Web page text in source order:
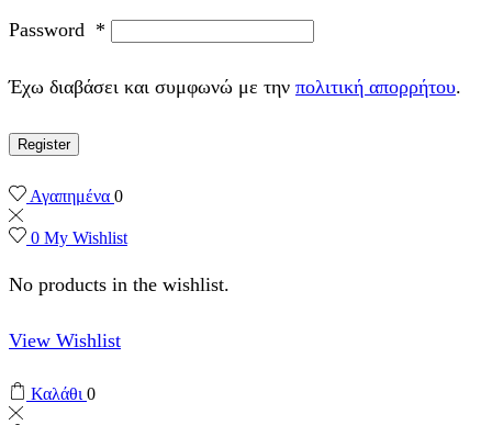
Password *
Έχω διαβάσει και συμφωνώ με την πολιτική απορρήτου.
Register
Αγαπημένα 0
0 My Wishlist
No products in the wishlist.
View Wishlist
Καλάθι 0